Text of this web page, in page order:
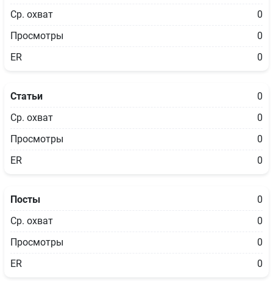
Ср. охват
0
Просмотры
0
ER
0
Статьи
0
Ср. охват
0
Просмотры
0
ER
0
Посты
0
Ср. охват
0
Просмотры
0
ER
0